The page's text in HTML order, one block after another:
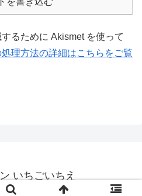
るために Akismet を使って
理方法の詳細はこちらをご覧
いちごいちえ
ロン いちごいちえ.